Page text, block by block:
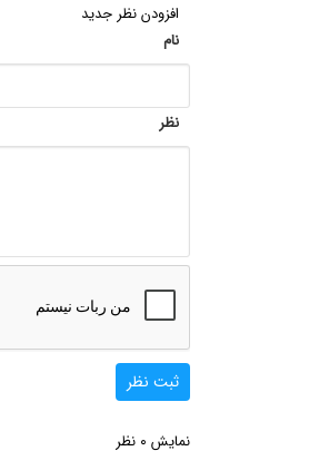
افزودن نظر جدید
نام
نظر
ثبت نظر
نمایش 0 نظر